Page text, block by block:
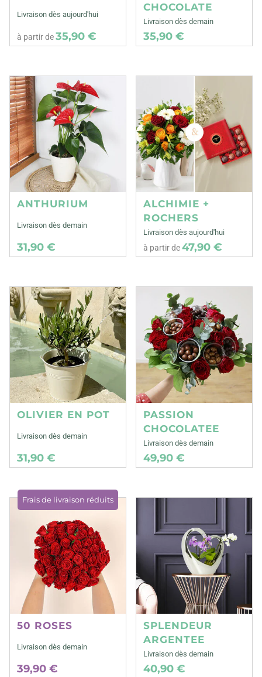
Livraison dès aujourd'hui
à partir de35,90 €
CHOCOLATE
Livraison dès demain
35,90 €
ANTHURIUM
Livraison dès demain
31,90 €
ALCHIMIE +
ROCHERS
Livraison dès aujourd'hui
à partir de47,90 €
OLIVIER EN POT
Livraison dès demain
31,90 €
PASSION
CHOCOLATEE
Livraison dès demain
49,90 €
Frais de livraison réduits
50 ROSES
Livraison dès demain
39,90 €
SPLENDEUR
ARGENTEE
Livraison dès demain
40,90 €